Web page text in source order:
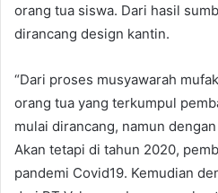
orang tua siswa. Dari hasil
dirancang design kantin.
“Dari proses musyawarah
orang tua yang terkumpul
mulai dirancang, namun
Akan tetapi di tahun 2020,
pandemi Covid19. Kemudian